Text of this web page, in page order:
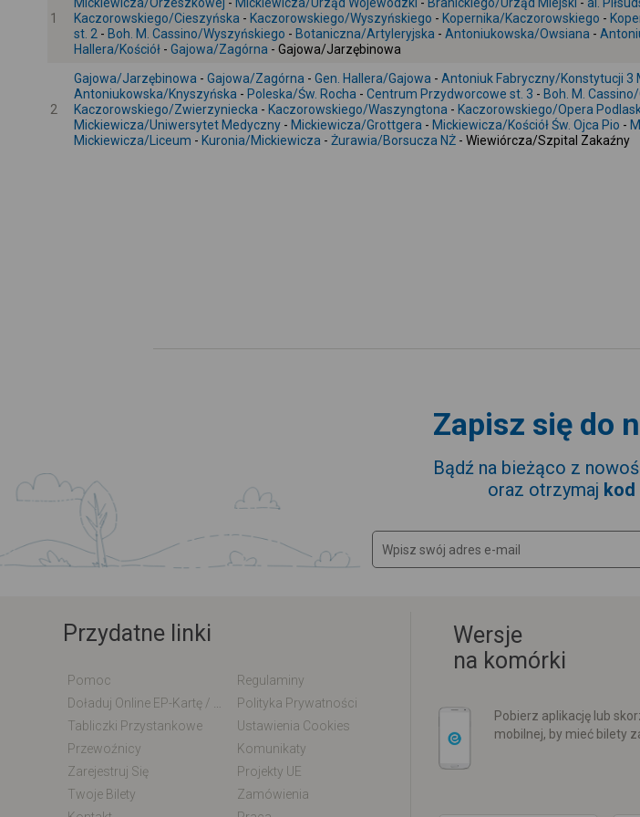
1
Kaczorowskiego/Cieszyńska - Kaczorowskiego/Wyszyńskiego - Kopernika/Kaczorowskiego -
st. 2 - Boh. M. Cassino/Wyszyńskiego - Botaniczna/Artyleryjska - Antoniukowska/Owsiana -
Hallera/Kościół - Gajowa/Zagórna - Gajowa/Jarzębinowa
2
Gajowa/Jarzębinowa - Gajowa/Zagórna - Gen. Hallera/Gajowa - Antoniuk Fabryczny/Konstytucji 3
Antoniukowska/Knyszyńska - Poleska/Św. Rocha - Centrum Przydworcowe st. 3 - Boh. M.
Kaczorowskiego/Zwierzyniecka - Kaczorowskiego/Waszyngtona - Kaczorowskiego/Opera
Mickiewicza/Uniwersytet Medyczny - Mickiewicza/Grottgera - Mickiewicza/Kościół Św. Ojca Pio -
Mickiewicza/Liceum - Kuronia/Mickiewicza - Żurawia/Borsucza NŻ - Wiewiórcza/Szpital Zakaźny
Zapisz się do
Bądź na bieżąco z
oraz otrzymaj kod
Przydatne linki
Pomoc
Regulaminy
Polityka Prywatności
Tabliczki Przystankowe
Ustawienia Cookies
Przewoźnicy
Komunikaty
Zarejestruj Się
Projekty UE
Twoje Bilety
Zamówienia
Wersje
na komórki
Pobierz aplikację lub
mobilnej, by mieć bilety